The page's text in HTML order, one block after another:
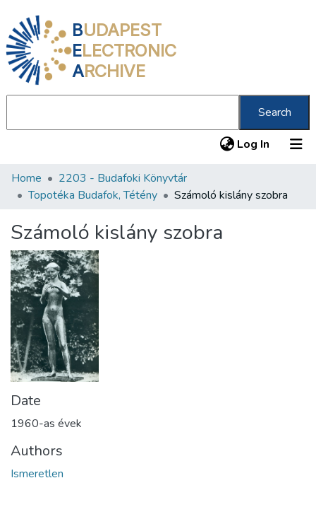
BUDAPEST
ELECTRONIC
ARCHIVE
Search
Log In (current)
Communities & Collections
Statistics
About us
Home
2203 - Budafoki Könyvtár
Topotéka Budafok, Tétény
Számoló kislány szobra
Számoló kislány szobra
Date
1960-as évek
Authors
Ismeretlen